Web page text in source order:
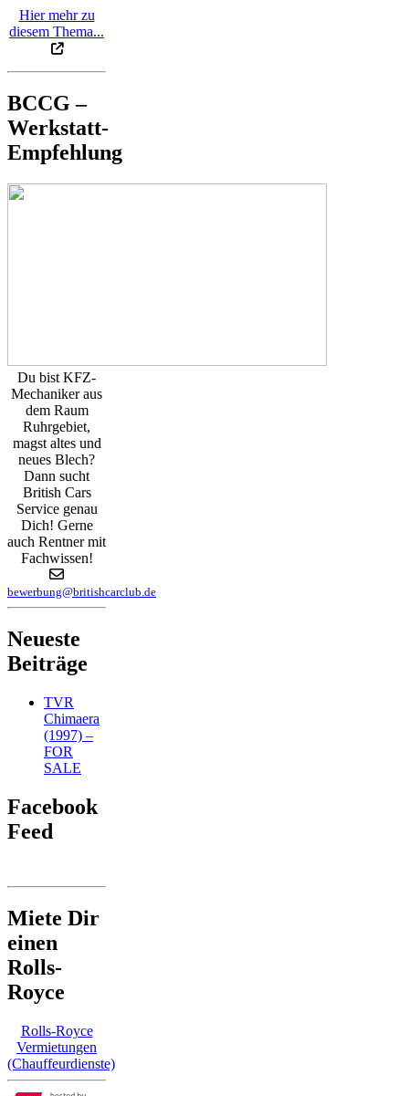
Hier mehr zu
diesem Thema...
BCCG –
Werkstatt-
Empfehlung
Du bist KFZ-
Mechaniker aus
dem Raum
Ruhrgebiet,
magst altes und
neues Blech?
Dann sucht
British Cars
Service genau
Dich! Gerne
auch Rentner mit
Fachwissen!
bewerbung@britishcarclub.de
Neueste
Beiträge
TVR
Chimaera
(1997) –
FOR
SALE
Facebook
Feed
Miete Dir
einen
Rolls-
Royce
Rolls-Royce
Vermietungen
(Chauffeurdienste)